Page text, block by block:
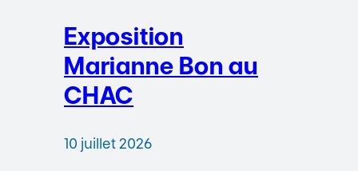
Exposition
Marianne Bon au
CHAC
10 juillet 2026